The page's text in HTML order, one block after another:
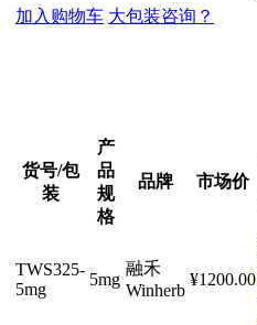
加入购物车 大包装咨询？
货号/包
装
产
品
规
格
品牌 市场价
TWS325-
5mg
5mg
融禾
Winherb
¥1200.00